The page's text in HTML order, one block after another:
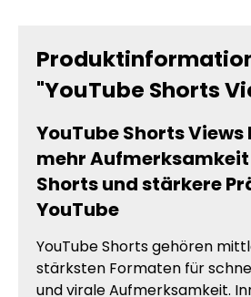
"YouTube Shorts
YouTube Shorts Views
mehr
Shorts und stärkere
YouTube
YouTube Shorts gehören
stärksten Formaten für
und virale Aufmerksamkeit.